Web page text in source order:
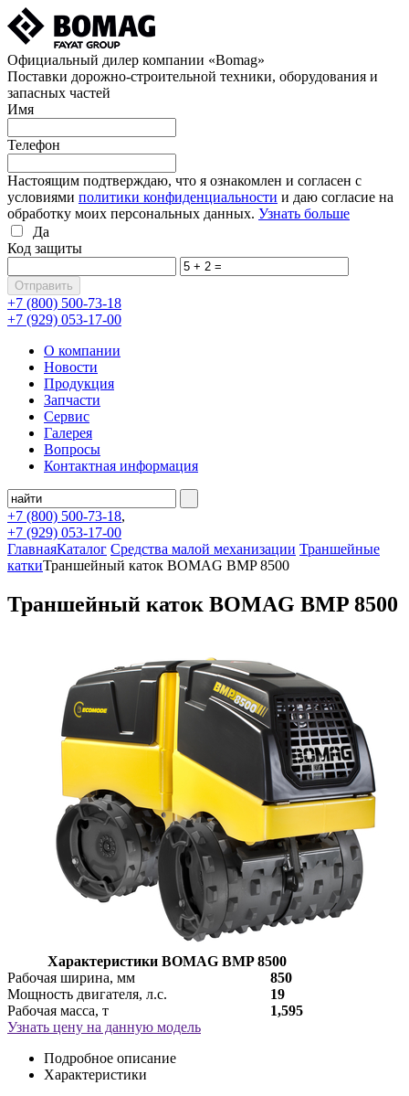
Официальный дилер компании «Bomag»
Поставки дорожно-строительной техники, оборудования и
запасных частей
Имя
Телефон
Настоящим подтверждаю, что я ознакомлен и согласен с
условиями политики конфиденциальности и даю согласие на
обработку моих персональных данных. Узнать больше
Да
Код защиты
+7 (800) 500-73-18
+7 (929) 053-17-00
О компании
Новости
Продукция
Запчасти
Сервис
Галерея
Вопросы
Контактная информация
+7 (800) 500-73-18,
+7 (929) 053-17-00
ГлавнаяКаталог Средства малой механизации Траншейные
каткиТраншейный каток BOMAG BMP 8500
Траншейный каток BOMAG BMP 8500
Характеристики BOMAG BMP 8500
Рабочая ширина, мм
850
Мощность двигателя, л.с.
19
Рабочая масса, т
1,595
Узнать цену на данную модель
Подробное описание
Характеристики